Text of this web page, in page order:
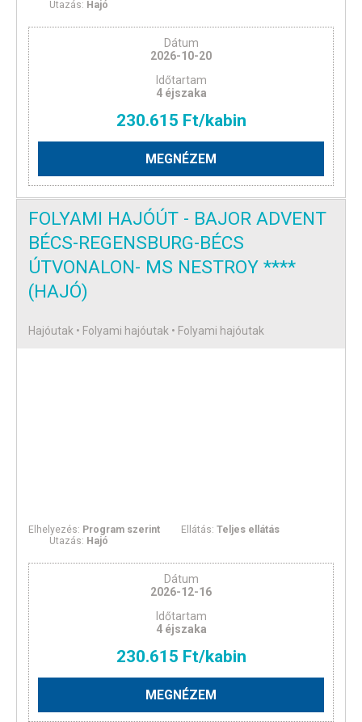
Utazás: Hajó
Dátum
2026-10-20
Időtartam
4 éjszaka
230.615 Ft/kabin
MEGNÉZEM
FOLYAMI HAJÓÚT - BAJOR ADVENT
BÉCS-REGENSBURG-BÉCS
ÚTVONALON- MS NESTROY ****
(HAJÓ)
Hajóutak • Folyami hajóutak • Folyami hajóutak
Elhelyezés: Program szerint Ellátás:Teljes ellátás
Utazás: Hajó
Dátum
2026-12-16
Időtartam
4 éjszaka
230.615 Ft/kabin
MEGNÉZEM